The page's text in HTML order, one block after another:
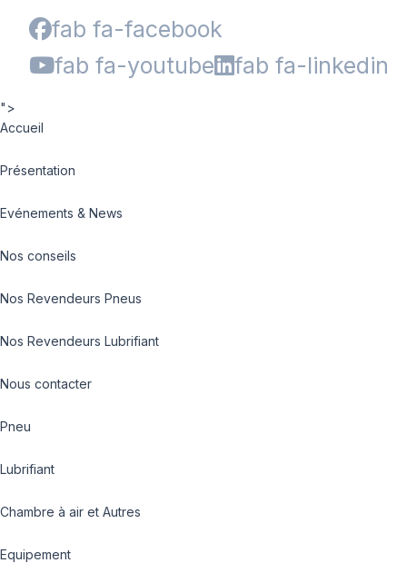
fab fa-facebook
fab fa-youtube
fab fa-linkedin
">
Accueil
Présentation
Evénements & News
Nos conseils
Nos Revendeurs Pneus
Nos Revendeurs Lubrifiant
Nous contacter
Pneu
Lubrifiant
Chambre à air et Autres
Equipement